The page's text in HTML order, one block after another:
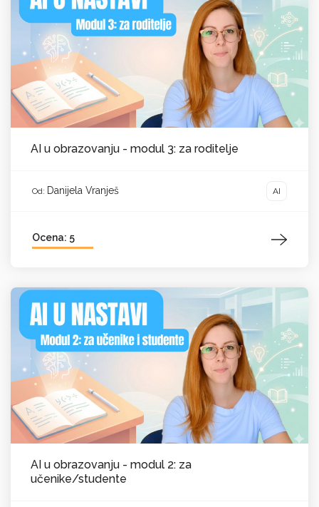
AI u obrazovanju - modul 3: za roditelje
Od: Danijela Vranješ AI
Ocena: 5
AI u obrazovanju - modul 2: za
učenike/studente